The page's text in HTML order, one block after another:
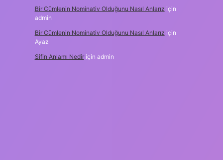
Bir Cümlenin Nominativ Olduğunu Nasıl Anlarız için
admin
Bir Cümlenin Nominativ Olduğunu Nasıl Anlarız için
Ayaz
Sifin Anlamı Nediriçin admin